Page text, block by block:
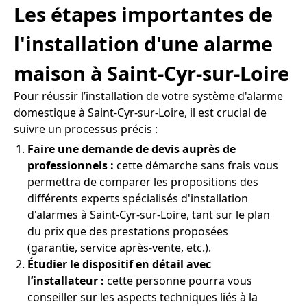
Les étapes importantes de
l'installation d'une alarme
maison à Saint-Cyr-sur-Loire
Pour réussir l’installation de votre système d'alarme
domestique à Saint-Cyr-sur-Loire, il est crucial de
suivre un processus précis :
Faire une demande de devis auprès de
professionnels : cette démarche sans frais vous
permettra de comparer les propositions des
différents experts spécialisés d'installation
d'alarmes à Saint-Cyr-sur-Loire, tant sur le plan
du prix que des prestations proposées
(garantie, service après-vente, etc.).
Étudier le dispositif en détail avec
l’installateur : cette personne pourra vous
conseiller sur les aspects techniques liés à la